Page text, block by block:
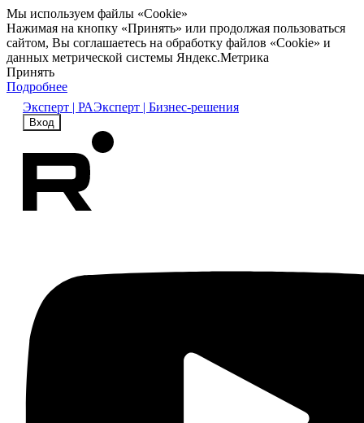
Мы используем файлы «Cookie»
Нажимая на кнопку «Принять» или продолжая пользоваться
сайтом, Вы соглашаетесь на обработку файлов «Cookie» и
данных метрической системы Яндекс.Метрика
Принять
Подробнее
Эксперт | РАЭксперт | Бизнес-решения
Вход